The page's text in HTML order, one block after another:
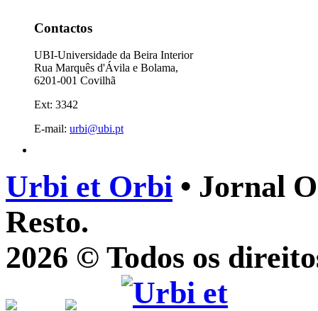
Contactos
UBI-Universidade da Beira Interior
Rua Marquês d'Ávila e Bolama,
6201-001 Covilhã
Ext: 3342
E-mail: urbi@ubi.pt
Urbi et Orbi • Jornal
Resto.
2026 © Todos os